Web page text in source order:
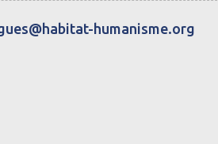
humanisme.org